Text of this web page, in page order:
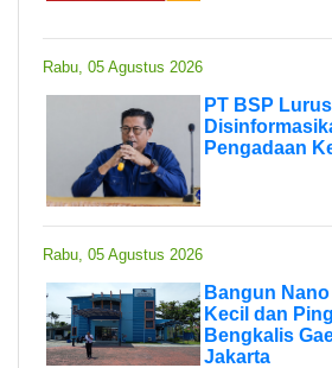
Rabu, 05 Agustus 2026
PT BSP
Pengadaan
Rabu, 05 Agustus 2026
Bangun
Kecil dan
Bengkalis
Jakarta